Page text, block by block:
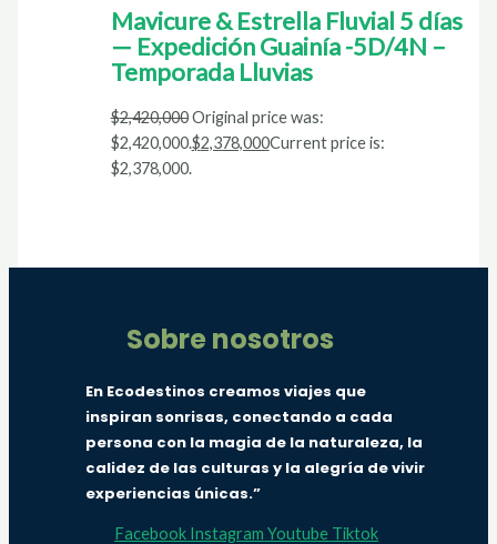
Mavicure & Estrella Fluvial 5 días
— Expedición Guainía -5D/4N –
Temporada Lluvias
$2,420,000Original price was:
$2,420,000.$2,378,000Current price is:
$2,378,000.
Sobre nosotros
En Ecodestinos creamos viajes que
inspiran sonrisas, conectando a cada
persona con la magia de la naturaleza, la
calidez de las culturas y la alegría de vivir
experiencias únicas.”
Facebook Instagram Youtube Tiktok